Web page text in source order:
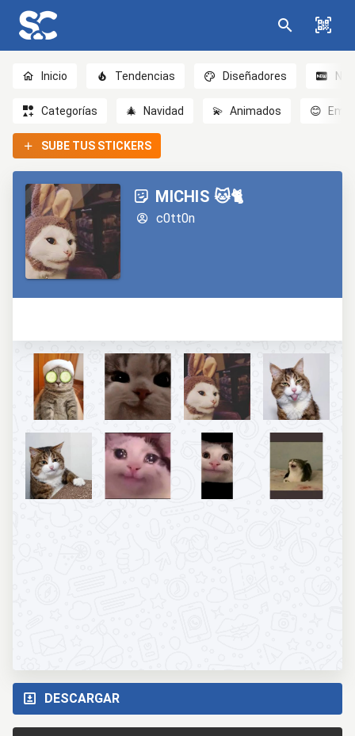
Inicio Tendencias Diseñadores
Categorías 🎄 Navidad 💫 Animados 😊
SUBE TUS STICKERS
MICHIS 🐱🐈
c0tt0n
DESCARGAR